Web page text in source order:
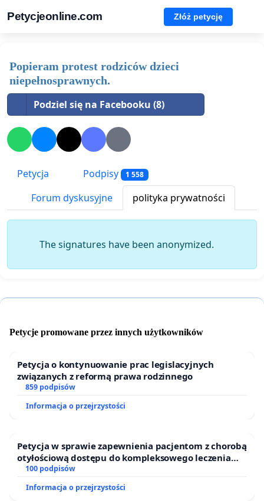
Petycjeonline.com Złóż petycję
Popieram protest rodziców dzieci
niepełnosprawnych.
Podziel się na Facebooku (8)
Petycja Podpisy 1 558
Forum dyskusyjne polityka prywatności
The signatures have been anonymized.
Petycje promowane przez innych użytkowników
Petycja o kontynuowanie prac legislacyjnych
związanych z reformą prawa rodzinnego
859 podpisów
Informacja o przejrzystości
Petycja w sprawie zapewnienia pacjentom z chorobą
otyłościową dostępu do kompleksowego leczenia
oraz programów profilaktycznych.
100 podpisów
Informacja o przejrzystości